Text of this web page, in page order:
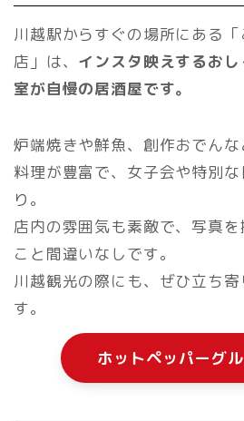
川越駅からすぐの場所にある
店」は、 インスタ映えするお
室が自慢の居酒屋です。
炉端焼きや鮮魚、創作おでん
料理が豊富で、女子会や特別
り。
店内の雰囲気も素敵で、写真
こと間違いなしです。
川越観光の際にも、ぜひ立ち
す。
ホットペッパーグ